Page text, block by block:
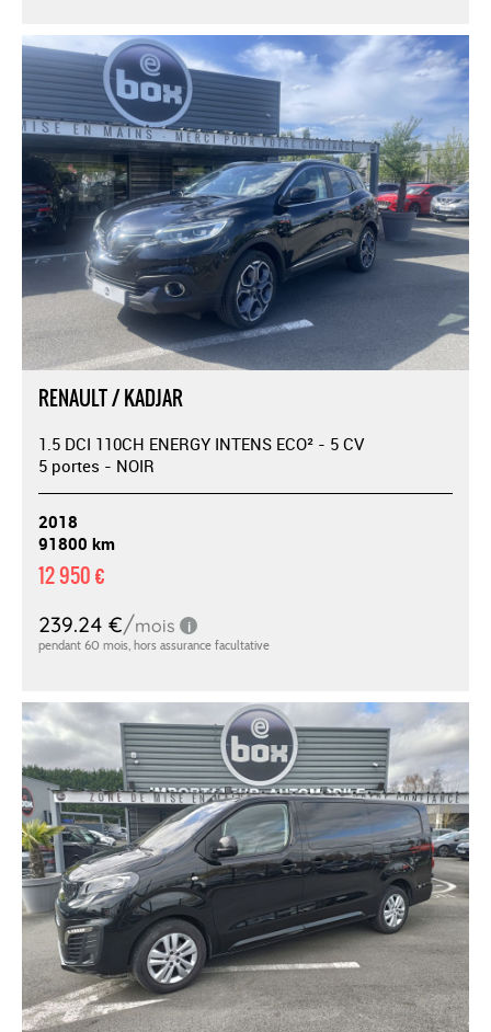
RENAULT / KADJAR
1.5 DCI 110CH ENERGY INTENS ECO² - 5 CV
5 portes - NOIR
2018
91800 km
12 950 €